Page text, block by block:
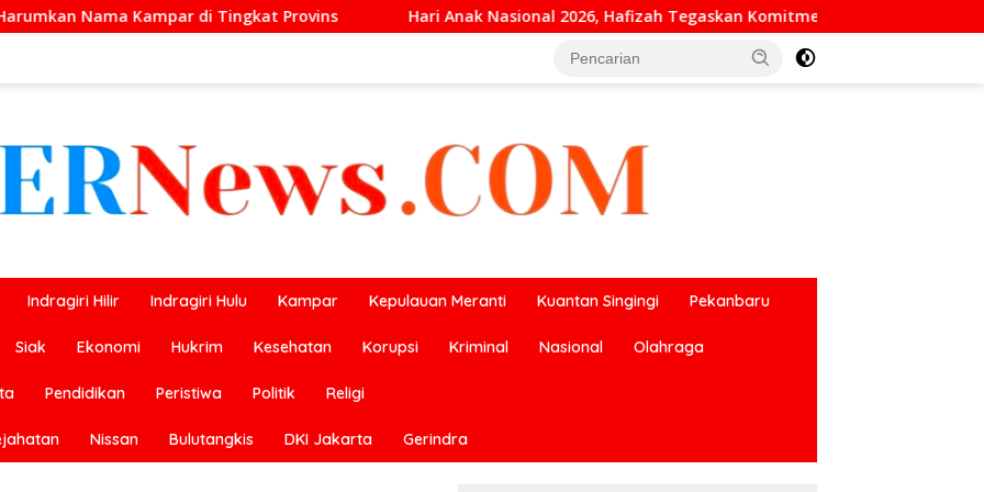
Provins Hari Anak Nasional 2026, Hafizah Tegaskan Komitmen UPT SMP Negeri 1 Salo Wujudkan Sekolah
Indragiri Hilir Indragiri Hulu Kampar Kepulauan Meranti Kuantan Singingi Pekanbaru
Siak Ekonomi Hukrim Kesehatan Korupsi Kriminal Nasional Olahraga
Pendidikan Peristiwa Politik Religi
Nissan Bulutangkis DKI Jakarta Gerindra